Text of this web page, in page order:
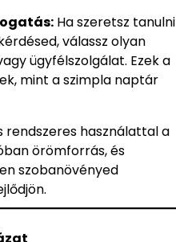
Ha szeretsz tanulni
válassz olyan
ügyfélszolgálat. Ezek a
mint a szimpla naptár
rendszeres használattal a
örömforrás, és
szobanövényed